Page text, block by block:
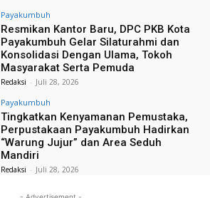
Payakumbuh
Resmikan Kantor Baru, DPC PKB Kota
Payakumbuh Gelar Silaturahmi dan
Konsolidasi Dengan Ulama, Tokoh
Masyarakat Serta Pemuda
Redaksi - Juli 28, 2026
Payakumbuh
Tingkatkan Kenyamanan Pemustaka,
Perpustakaan Payakumbuh Hadirkan
“Warung Jujur” dan Area Seduh
Mandiri
Redaksi - Juli 28, 2026